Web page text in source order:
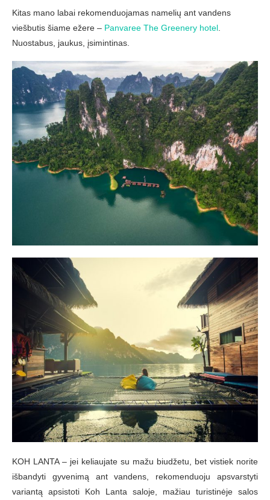
Kitas mano labai rekomenduojamas namelių ant vandens
viešbutis šiame ežere – Panvaree The Greenery hotel.
Nuostabus, jaukus, įsimintinas.
KOH LANTA – jei keliaujate su mažu biudžetu, bet vistiek norite
išbandyti gyvenimą ant vandens, rekomenduoju apsvarstyti
variantą apsistoti Koh Lanta saloje, mažiau turistinėje salos